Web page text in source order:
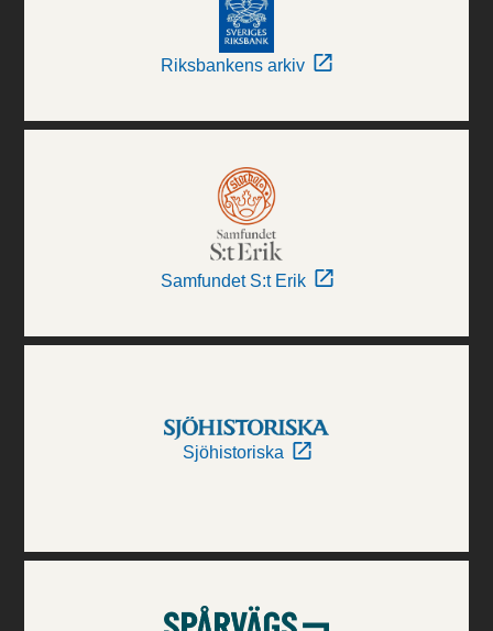
Riksbankens arkiv
Samfundet S:t Erik
Sjöhistoriska